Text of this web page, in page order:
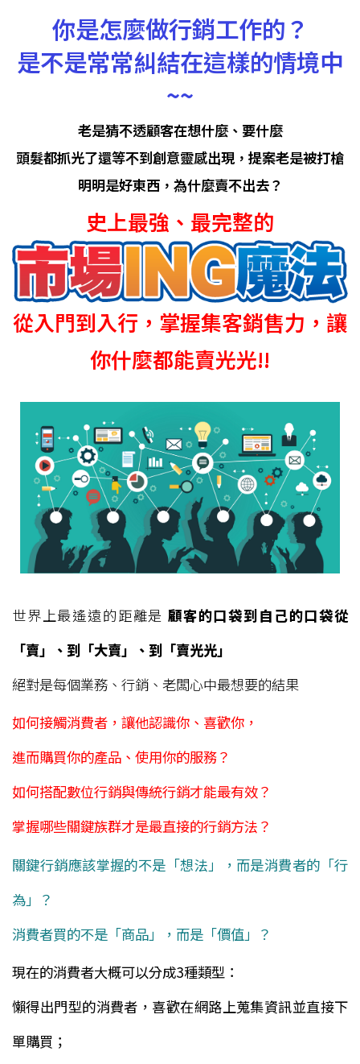
你是怎麼做行銷工作的？
是不是常常糾結在這樣的情境中
~~
老是猜不透顧客在想什麼、要什麼
頭髮都抓光了還等不到創意靈感出現，提案老是被打槍
明明是好東西，為什麼賣不出去？
史上最強、最完整的
從入門到入行，掌握集客銷售力，讓
你什麼都能賣光光!!
世界上最遙遠的距離是 顧客的口袋到自己的口袋從
「賣」、到「大賣」、到「賣光光」
絕對是每個業務、行銷、老闆心中最想要的結果
如何接觸消費者，讓他認識你、喜歡你，
進而購買你的產品、使用你的服務？
如何搭配數位行銷與傳統行銷才能最有效？
掌握哪些關鍵族群才是最直接的行銷方法？
關鍵行銷應該掌握的不是「想法」，而是消費者的「行
為」？
消費者買的不是「商品」，而是「價值」？
現在的消費者大概可以分成3種類型：
懶得出門型的消費者，喜歡在網路上蒐集資訊並直接下
單購買；